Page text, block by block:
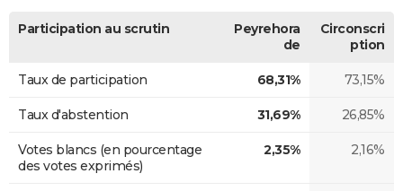
Participation au scrutin
Peyrehora
de
Circonscri
ption
Taux de participation 68,31% 73,15%
Taux d'abstention 31,69% 26,85%
Votes blancs (en pourcentage
des votes exprimés)
2,35% 2,16%